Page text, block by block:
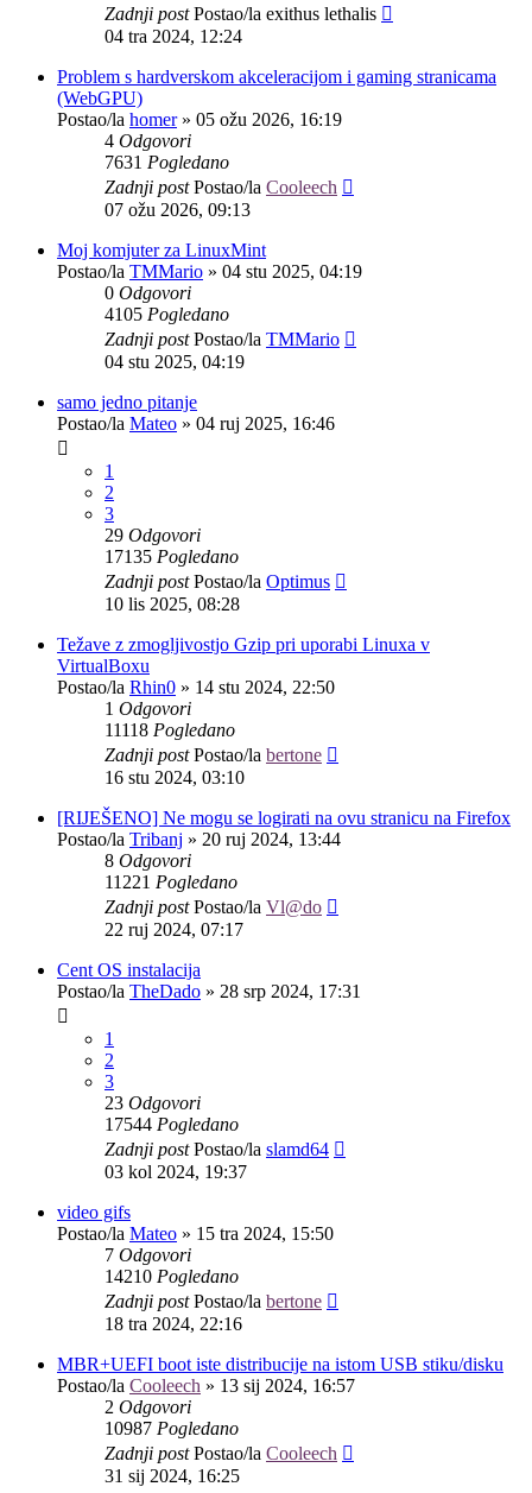
Zadnji postPostao/la exithus lethalis
04 tra 2024, 12:24
Problem s hardverskom akceleracijom i gaming stranicama
(WebGPU)
Postao/la homer» 05 ožu 2026, 16:19
4 Odgovori
7631 Pogledano
Zadnji postPostao/la Cooleech
07 ožu 2026, 09:13
Moj komjuter za LinuxMint
Postao/la TMMario » 04 stu 2025, 04:19
0 Odgovori
4105 Pogledano
Zadnji postPostao/la TMMario
04 stu 2025, 04:19
samo jedno pitanje
Postao/la Mateo » 04 ruj 2025, 16:46
1
2
3
29 Odgovori
17135 Pogledano
Zadnji postPostao/la Optimus
10 lis 2025, 08:28
Težave z zmogljivostjo Gzip pri uporabi Linuxa v
VirtualBoxu
Postao/la Rhin0 » 14 stu 2024, 22:50
1 Odgovori
11118 Pogledano
Zadnji postPostao/la bertone
16 stu 2024, 03:10
[RIJEŠENO] Ne mogu se logirati na ovu stranicu na Firefox
Postao/la Tribanj » 20 ruj 2024, 13:44
8 Odgovori
11221 Pogledano
Zadnji postPostao/la Vl@do
22 ruj 2024, 07:17
Cent OS instalacija
Postao/la TheDado » 28 srp 2024, 17:31
1
2
3
23 Odgovori
17544 Pogledano
Zadnji postPostao/la slamd64
03 kol 2024, 19:37
video gifs
Postao/la Mateo » 15 tra 2024, 15:50
7 Odgovori
14210 Pogledano
Zadnji postPostao/la bertone
18 tra 2024, 22:16
MBR+UEFI boot iste distribucije na istom USB stiku/disku
Postao/la Cooleech » 13 sij 2024, 16:57
2 Odgovori
10987 Pogledano
Zadnji postPostao/la Cooleech
31 sij 2024, 16:25